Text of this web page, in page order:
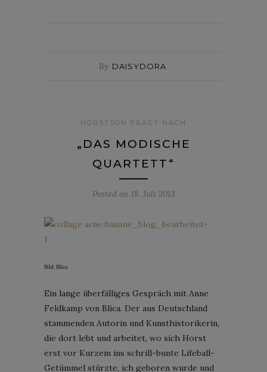
By DAISYDORA
HORSTSON FRAGT NACH
„DAS MODISCHE
QUARTETT“
Posted on 18. Juli 2013
Bild: Blica
Ein lange überfälliges Gespräch mit Anne
Feldkamp von Blica. Der aus Deutschland
stammenden Autorin und Kunsthistorikerin,
die dort lebt und arbeitet, wo sich Horst
erst vor Kurzem ins schrill-bunte Lifeball-
Getümmel stürzte, ich geboren wurde und